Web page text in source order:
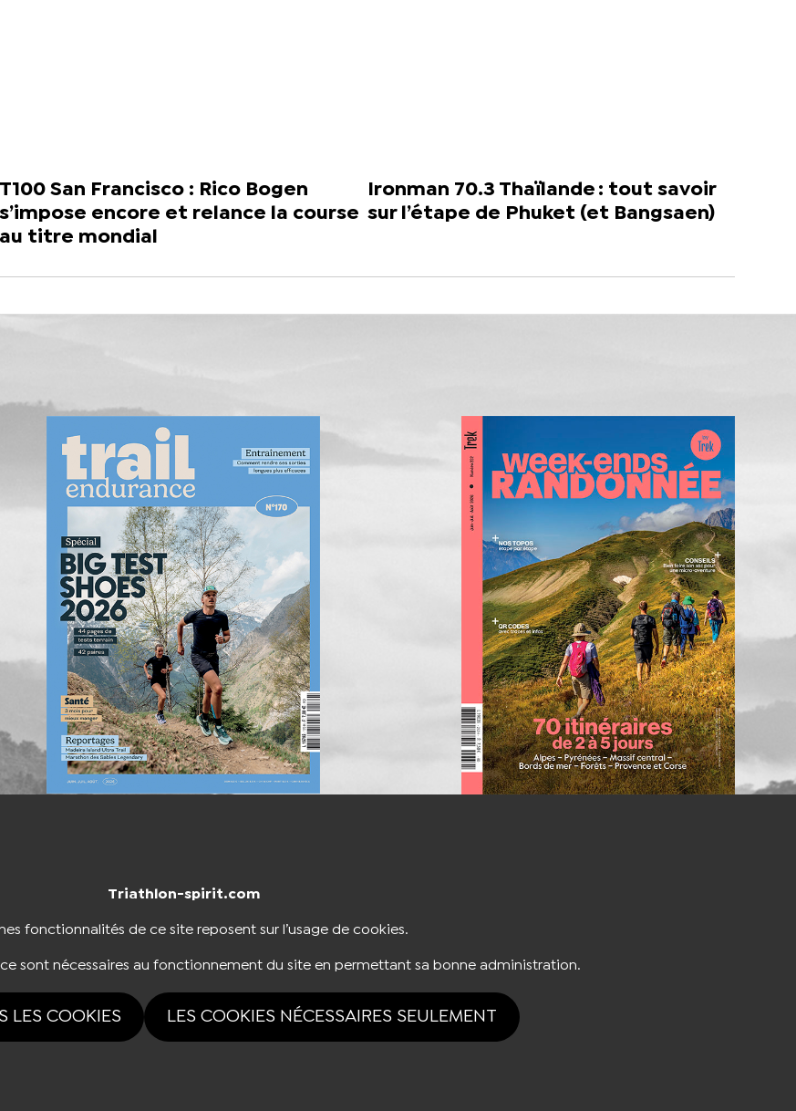
Triathlon-spirit.com
fonctionnalités de ce site reposent sur l’usage de cookies.
sont nécessaires au fonctionnement du site en permettant sa bonne administration.
LES COOKIES LES COOKIES NÉCESSAIRES SEULEMENT
T100 San Francisco : Rico Bogen
s’impose encore et relance la course
au titre mondial
Ironman 70.3 Thaïlande : tout savoir
sur l’étape de Phuket (et Bangsaen)
BOUTIQUE